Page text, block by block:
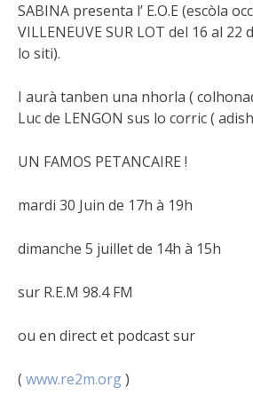
SABINA presenta l’ E.O.E (escòla
VILLENEUVE SUR LOT del 16 al 22
lo siti).
I aurà tanben una nhorla (
Luc de LENGON sus lo corric (
UN FAMOS PETANCAIRE !
mardi 30 Juin de 17h à 19h
dimanche 5 juillet de 14h à 15h
sur R.E.M 98.4 FM
ou en direct et podcast sur
( www.re2m.org)